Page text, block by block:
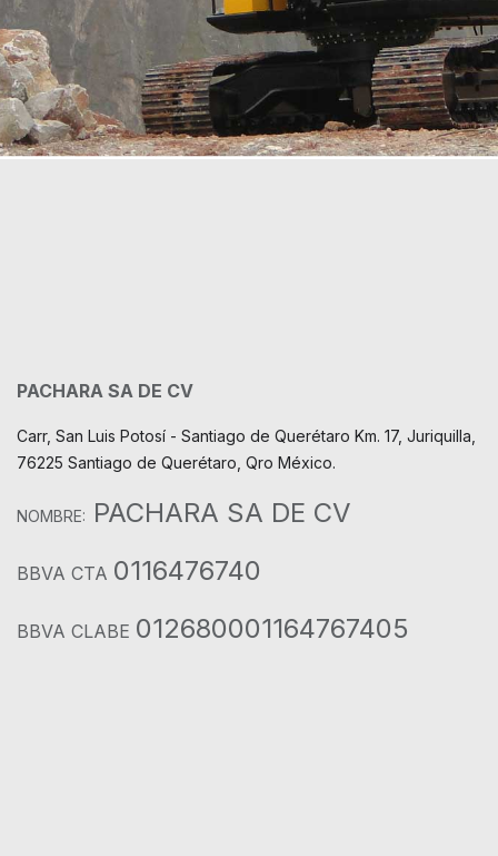
PACHARA SA DE CV
Carr, San Luis Potosí - Santiago de Querétaro Km. 17, Juriquilla,
76225 Santiago de Querétaro, Qro México.
NOMBRE: PACHARA SA DE CV
BBVA CTA 0116476740
BBVA CLABE 012680001164767405